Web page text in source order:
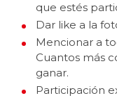
que estés
Dar like a la
Mencionar a
Cuantos más
ganar.
Participación